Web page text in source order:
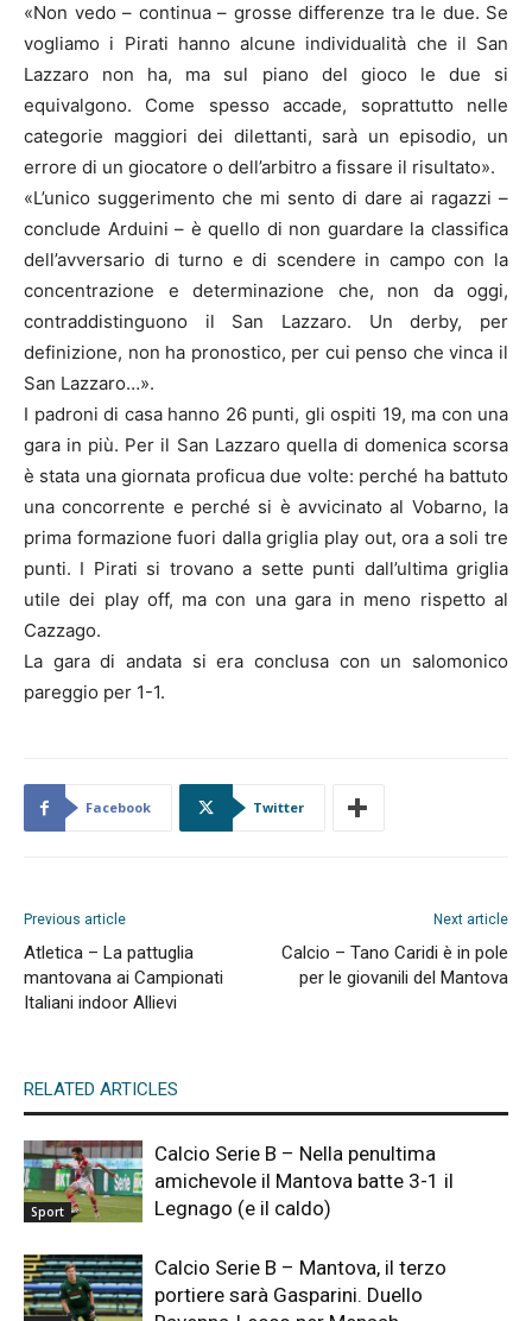
«Non vedo – continua – grosse differenze tra le due. Se
vogliamo i Pirati hanno alcune individualità che il San
Lazzaro non ha, ma sul piano del gioco le due si
equivalgono. Come spesso accade, soprattutto nelle
categorie maggiori dei dilettanti, sarà un episodio, un
errore di un giocatore o dell’arbitro a fissare il risultato».
«L’unico suggerimento che mi sento di dare ai ragazzi –
conclude Arduini – è quello di non guardare la classifica
dell’avversario di turno e di scendere in campo con la
concentrazione e determinazione che, non da oggi,
contraddistinguono il San Lazzaro. Un derby, per
definizione, non ha pronostico, per cui penso che vinca il
San Lazzaro…».
I padroni di casa hanno 26 punti, gli ospiti 19, ma con una
gara in più. Per il San Lazzaro quella di domenica scorsa
è stata una giornata proficua due volte: perché ha battuto
una concorrente e perché si è avvicinato al Vobarno, la
prima formazione fuori dalla griglia play out, ora a soli tre
punti. I Pirati si trovano a sette punti dall’ultima griglia
utile dei play off, ma con una gara in meno rispetto al
Cazzago.
La gara di andata si era conclusa con un salomonico
pareggio per 1-1.
Facebook Twitter
Previous article
Atletica – La pattuglia
mantovana ai Campionati
Italiani indoor Allievi
Next article
Calcio – Tano Caridi è in pole
per le giovanili del Mantova
RELATED ARTICLES
Sport
Calcio Serie B – Nella penultima
amichevole il Mantova batte 3-1 il
Legnago (e il caldo)
Calcio Serie B – Mantova, il terzo
portiere sarà Gasparini. Duello